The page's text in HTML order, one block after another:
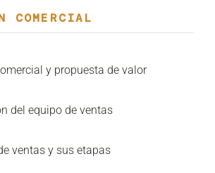
COMERCIAL
y propuesta de valor
del equipo de ventas
ventas y sus etapas